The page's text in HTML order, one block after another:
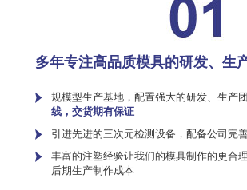
多年专注高品质模具的研发、生
规模型生产基地，配置强大的研发、生产
线，交货期有保证
引进先进的三次元检测设备，配备公司完
丰富的注塑经验让我们的模具制作的更合
后期生产制作成本